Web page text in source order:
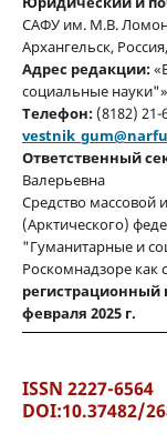
САФУ им. М.В.
Архангельск,
Адрес редакции:
социальные
Телефон:(8182) 21-
Ответственный
Валерьевна
Средство массовой
(Арктического)
"Гуманитарные и
Роскомнадзоре как
регистрационный
февраля 2025 г.
ISSN 2227-
DOI:10.37482/